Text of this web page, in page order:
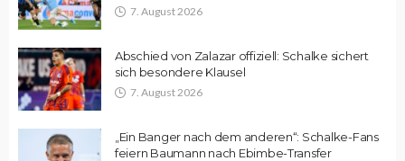
7. August 2026
Abschied von Zalazar offiziell: Schalke sichert
sich besondere Klausel
7. August 2026
„Ein Banger nach dem anderen“: Schalke-Fans
feiern Baumann nach Ebimbe-Transfer